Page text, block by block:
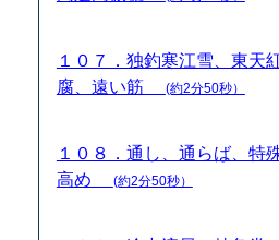
１０７．独釣寒江雪、東天
腐、遠い筋
(約2分50秒）
１０８．通し、通らば、特
高め
(約2分50秒）